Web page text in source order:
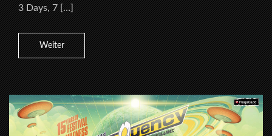
3 Days, 7 […]
Weiter